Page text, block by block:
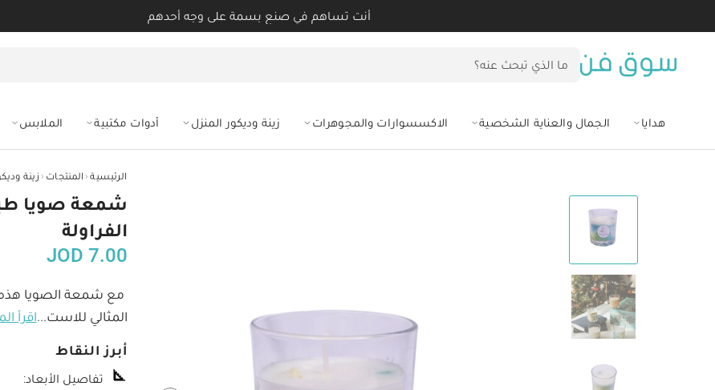
أنت تساهم في صنع بسمة على وجه أحدهم
هدايا الجمال والعناية الشخصية الاكسسوارات والمجوهرات زينة وديكور المنزل أدوات مكتبية الملابس
الرئيسية ‹ المنتجات ‹ زينة
شمعة صويا
الفراولة
JOD 7.00
مع شمعة الصويا هذه
المثالي للاست...اقرأ
أبرز النقاط
تفاصيل الأبعاد: